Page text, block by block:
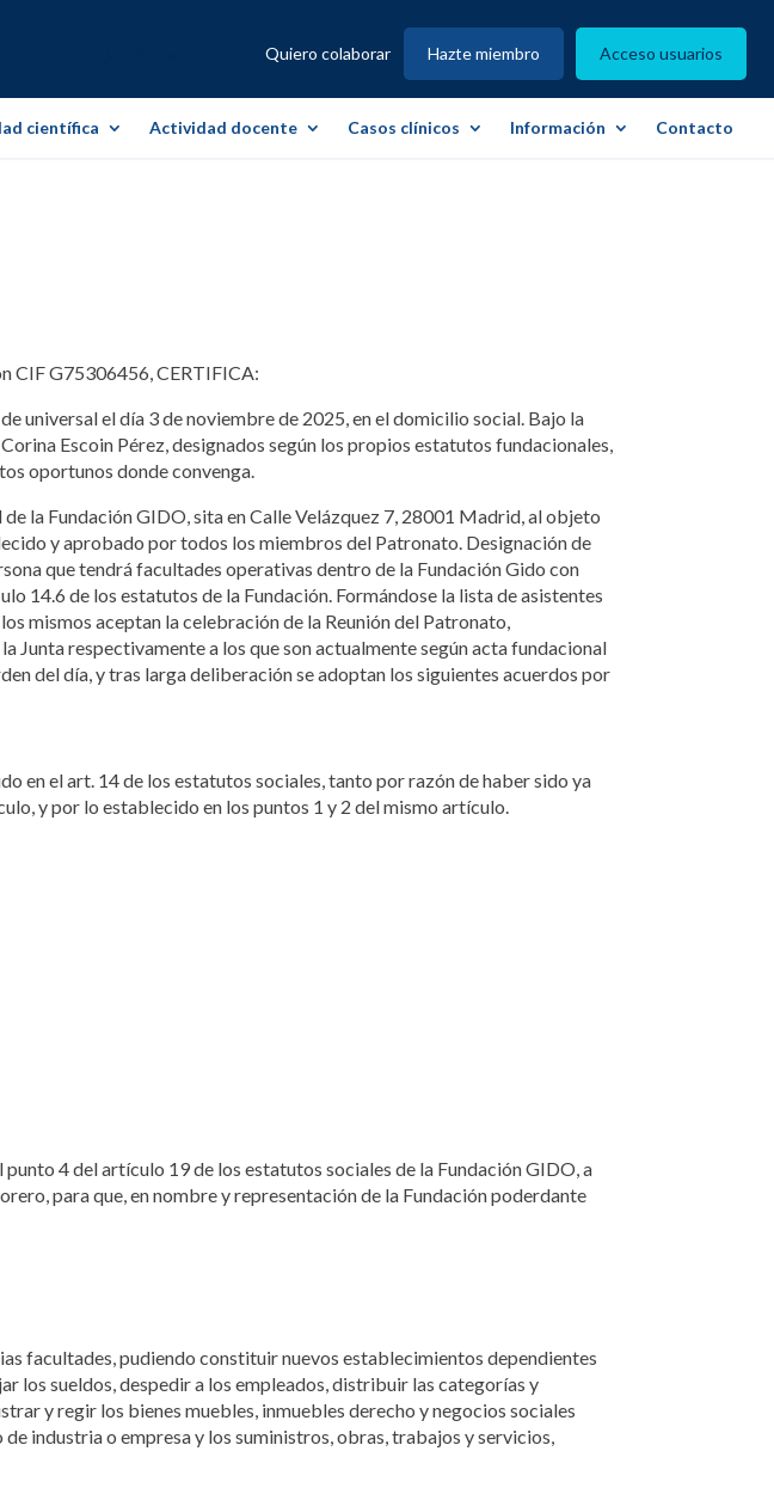
Quiero colaborar Hazte miembro Acceso usuarios
científica Actividad docente Casos clínicos Información Contacto
CIF G75306456, CERTIFICA:
universal el día 3 de noviembre de 2025, en el domicilio social. Bajo la
Escoin Pérez, designados según los propios estatutos fundacionales,
oportunos donde convenga.
la Fundación GIDO, sita en Calle Velázquez 7, 28001 Madrid, al objeto
y aprobado por todos los miembros del Patronato. Designación de
que tendrá facultades operativas dentro de la Fundación Gido con
14.6 de los estatutos de la Fundación. Formándose la lista de asistentes
mismos aceptan la celebración de la Reunión del Patronato,
respectivamente a los que son actualmente según acta fundacional
del día, y tras larga deliberación se adoptan los siguientes acuerdos por
en el art. 14 de los estatutos sociales, tanto por razón de haber sido ya
y por lo establecido en los puntos 1 y 2 del mismo artículo.
4 del artículo 19 de los estatutos sociales de la Fundación GIDO, a
para que, en nombre y representación de la Fundación poderdante
facultades, pudiendo constituir nuevos establecimientos dependientes
los sueldos, despedir a los empleados, distribuir las categorías y
y regir los bienes muebles, inmuebles derecho y negocios sociales
industria o empresa y los suministros, obras, trabajos y servicios,